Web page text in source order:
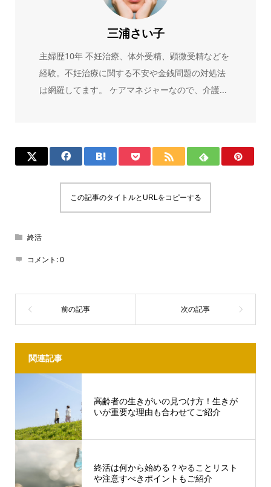
三浦さい子
主婦歴10年 不妊治療、体外受精、顕微受精などを
経験。不妊治療に関する不安や金銭問題の対処法
は網羅してます。 ケアマネジャーなので、介護...
この記事のタイトルとURLをコピーする
終活
コメント:0
関連記事
高齢者の生きがいの見つけ方！生きが
いが重要な理由も合わせてご紹介
終活は何から始める？やることリスト
や注意すべきポイントもご紹介